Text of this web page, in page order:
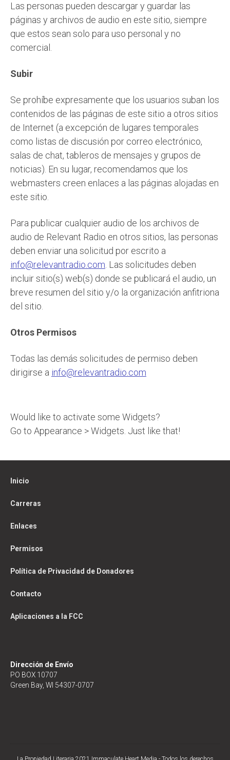
Las personas pueden descargar y guardar las
páginas y archivos de audio en este sitio, siempre
que estos sean solo para uso personal y no
comercial.
Subir
Se prohíbe expresamente que los usuarios suban los
contenidos de las páginas de este sitio a otros sitios
de Internet (a excepción de lugares temporales
como listas de discusión por correo electrónico,
salas de chat, tableros de mensajes y grupos de
noticias). En su lugar, recomendamos que los
webmasters creen enlaces a las páginas alojadas en
este sitio.
Para publicar cualquier audio de los archivos de
audio de Relevant Radio en otros sitios, las personas
deben enviar una solicitud por escrito a
info@relevantradio.com . Las solicitudes deben
incluir sitio(s) web(s) donde se publicará el audio, un
breve resumen del sitio y/o la organización anfitriona
del sitio.
Otros Permisos
Todas las demás solicitudes de permiso deben
dirigirse a info@relevantradio.com
Would like to activate some Widgets?
Go to Appearance > Widgets. Just like that!
Inicio
Carreras
Enlaces
Permisos
Política de Privacidad de Donadores
Contacto
Aplicaciones a la FCC
Dirección de Envío
PO BOX 10707
Green Bay, WI 54307-0707